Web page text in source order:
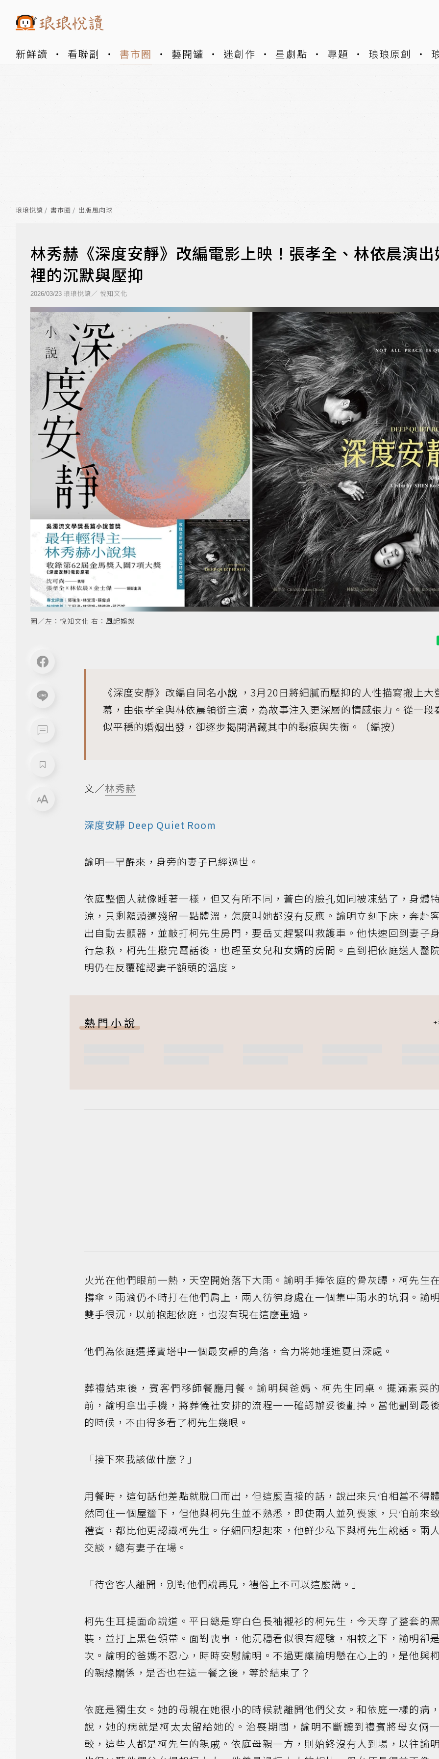
新鮮讀 看聯副 書市圈 藝開罐 迷創作 星劇點 專題 琅琅原創
琅琅悅讀 書市圈 出版風向球
林秀赫《深度安靜》改編電影上映！張孝全、林依晨演
裡的沉默與壓抑
2026/03/23 琅琅悅讀／ 悅知文化
圖／左：悅知文化 右： 風起娛樂
《深度安靜》改編自同名小說 ，3月20日將細膩而壓抑的人性描寫搬上大
幕，由張孝全與林依晨領銜主演，為故事注入更深層的情感張力。從一段
似平穩的婚姻出發，卻逐步揭開潛藏其中的裂痕與失衡。（編按）
文／林秀赫
深度安靜 Deep Quiet Room
諭明一早醒來，身旁的妻子已經過世。
依庭整個人就像睡著一樣，但又有所不同，蒼白的臉孔如同被凍結了，身體
涼，只剩額頭還殘留一點體溫，怎麼叫她都沒有反應。諭明立刻下床，奔赴
出自動去顫器，並敲打柯先生房門，要岳丈趕緊叫救護車。他快速回到妻子
行急救，柯先生撥完電話後，也趕至女兒和女婿的房間。直到把依庭送入醫
明仍在反覆確認妻子額頭的溫度。
熱門小說
火光在他們眼前一熱，天空開始落下大雨。諭明手捧依庭的骨灰罈，柯先生
撐傘。雨滴仍不時打在他們肩上，兩人彷彿身處在一個集中雨水的坑洞。諭
雙手很沉，以前抱起依庭，也沒有現在這麼重過。
他們為依庭選擇寶塔中一個最安靜的角落，合力將她埋進夏日深處。
葬禮結束後，賓客們移師餐廳用餐。諭明與爸媽、柯先生同桌。擺滿素菜
前，諭明拿出手機，將葬儀社安排的流程一一確認辦妥後劃掉。當他劃到最
的時候，不由得多看了柯先生幾眼。
「接下來我該做什麼？」
用餐時，這句話他差點就脫口而出，但這麼直接的話，說出來只怕相當不得
然同住一個屋簷下，但他與柯先生並不熟悉，即使兩人並列喪家，只怕前來
禮賓，都比他更認識柯先生。仔細回想起來，他鮮少私下與柯先生說話。兩
交談，總有妻子在場。
「待會客人離開，別對他們說再見，禮俗上不可以這麼講。」
柯先生耳提面命說道。平日總是穿白色長袖襯衫的柯先生，今天穿了整套的
裝，並打上黑色領帶。面對喪事，他沉穩看似很有經驗，相較之下，諭明卻
次。諭明的爸媽不忍心，時時安慰諭明。不過更讓諭明懸在心上的，是他與
的親緣關係，是否也在這一餐之後，等於結束了？
依庭是獨生女。她的母親在她很小的時候就離開他們父女。和依庭一樣的病
說，她的病就是柯太太留給她的。治喪期間，諭明不斷聽到禮賓將母女倆
較，這些人都是柯先生的親戚。依庭母親一方，則始終沒有人到場，以往諭